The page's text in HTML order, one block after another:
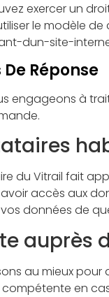
exercer un
le modèle
dun-site-
Réponse
engageons à
du Vitrail fait
accès aux
données de
auprès
au mieux
compétente en